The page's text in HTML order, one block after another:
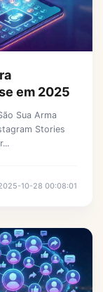
em 2025
Sua Arma
Stories
10-28 00:08:01